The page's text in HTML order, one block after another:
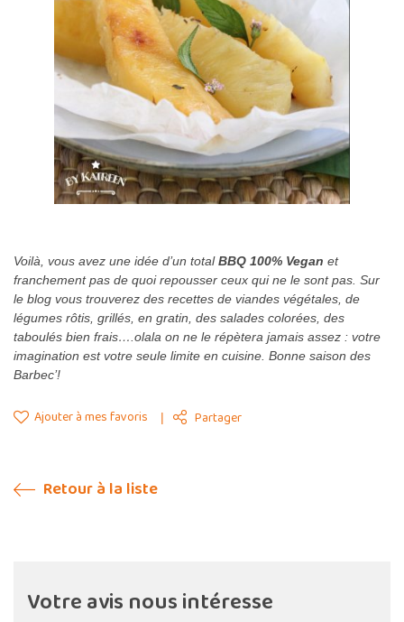
Voilà, vous avez une idée d’un totalBBQ 100% Vegan et
franchement pas de quoi repousser ceux qui ne le sont pas. Sur
le blog vous trouverez des recettes de viandes végétales, de
légumes rôtis, grillés, en gratin, des salades colorées, des
taboulés bien frais….olala on ne le répètera jamais assez : votre
imagination est votre seule limite en cuisine. Bonne saison des
Barbec’!
Ajouter à mes favoris Partager
Retour à la liste
Votre avis nous intéresse